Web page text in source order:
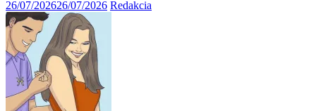
26/07/202626/07/2026 Redakcia